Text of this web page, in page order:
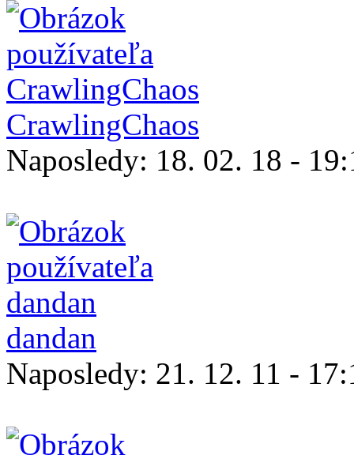
CrawlingChaos
Naposledy: 18. 02. 18 -
dandan
Naposledy: 21. 12. 11 -